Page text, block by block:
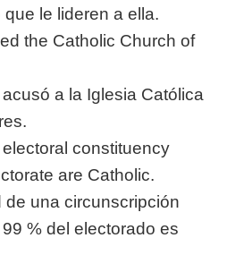
le lideren a ella.
the Catholic Church of
a la Iglesia Católica
constituency
are Catholic.
de una circunscripción
% del electorado es